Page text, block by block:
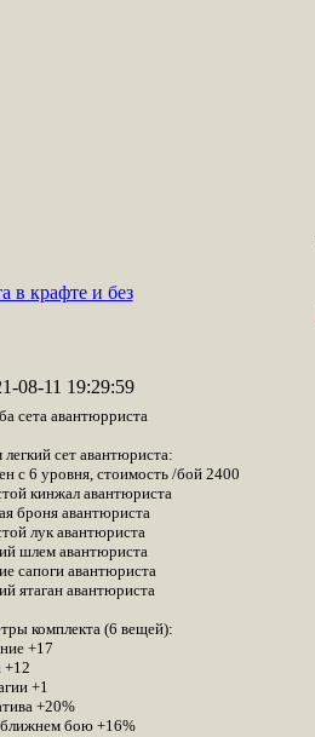
в крафте и без
08-11 19:29:59
сета авантюрриста
сет авантюриста:
с 6 уровня, стоимость /бой 2400
кинжал авантюриста
броня авантюриста
лук авантюриста
шлем авантюриста
сапоги авантюриста
ятаган авантюриста
комплекта (6 вещей):
+17
+12
+1
+20%
бою +16%